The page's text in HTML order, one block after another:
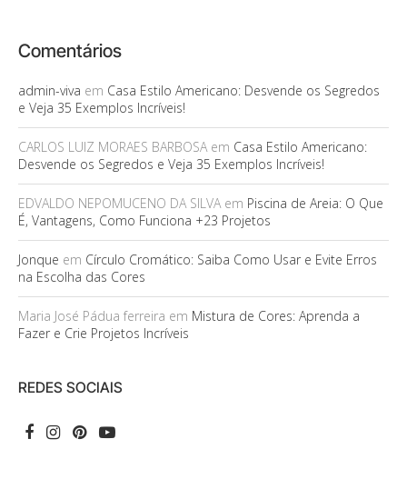
Comentários
admin-viva em Casa Estilo Americano: Desvende os Segredos
e Veja 35 Exemplos Incríveis!
CARLOS LUIZ MORAES BARBOSAem Casa Estilo Americano:
Desvende os Segredos e Veja 35 Exemplos Incríveis!
EDVALDO NEPOMUCENO DA SILVAem Piscina de Areia: O Que
É, Vantagens, Como Funciona +23 Projetos
Jonque em Círculo Cromático: Saiba Como Usar e Evite Erros
na Escolha das Cores
Maria José Pádua ferreira em Mistura de Cores: Aprenda a
Fazer e Crie Projetos Incríveis
REDES SOCIAIS